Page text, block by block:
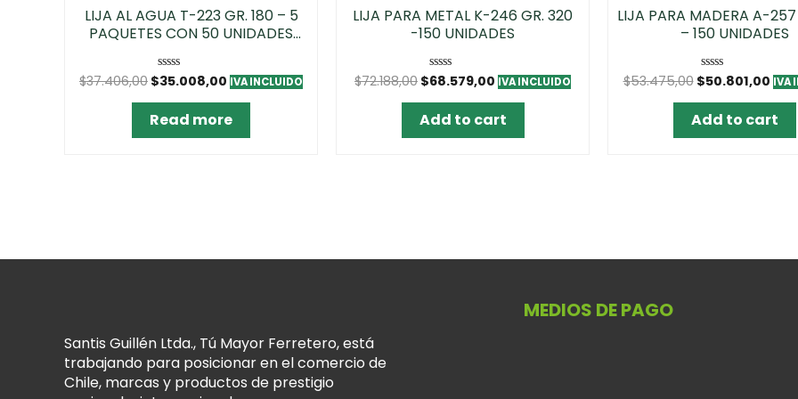
LIJA AL AGUA T-223 GR. 180 – 5
PAQUETES CON 50 UNIDADES
Rated
out
of
5
$37.406,00 $35.008,00 IVA INCLUIDO
Read more
LIJA PARA METAL K-246 GR. 320
-150 UNIDADES
Rated
out
of
5
$72.188,00 $68.579,00 IVA INCLUIDO
Add to cart
LIJA PARA MADERA A-
– 150 UNIDADES
Rated
out
of
5
$53.475,00 $50.801,00 IVA
Add to cart
Santis Guillén Ltda., Tú Mayor Ferretero, está
trabajando para posicionar en el comercio de
Chile, marcas y productos de prestigio
MEDIOS DE PAGO